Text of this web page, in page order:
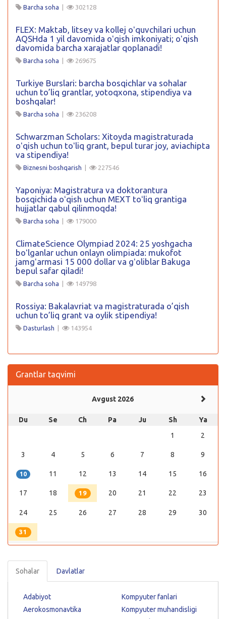
Barcha soha | 302128
FLEX: Maktab, litsey va kollej oʻquvchilari uchun
AQSHda 1 yil davomida oʻqish imkoniyati; oʻqish
davomida barcha xarajatlar qoplanadi!
Barcha soha | 269675
Turkiye Burslari: barcha bosqichlar va sohalar
uchun to’liq grantlar, yotoqxona, stipendiya va
boshqalar!
Barcha soha | 236208
Schwarzman Scholars: Xitoyda magistraturada
oʻqish uchun toʻliq grant, bepul turar joy, aviachipta
va stipendiya!
Biznesni boshqarish | 227546
Yaponiya: Magistratura va doktorantura
bosqichida oʻqish uchun MEXT toʻliq grantiga
hujjatlar qabul qilinmoqda!
Barcha soha | 179000
ClimateScience Olympiad 2024: 25 yoshgacha
boʻlganlar uchun onlayn olimpiada: mukofot
jamgʻarmasi 15 000 dollar va gʻoliblar Bakuga
bepul safar qiladi!
Barcha soha | 149798
Rossiya: Bakalavriat va magistraturada o’qish
uchun to’liq grant va oylik stipendiya!
Dasturlash | 143954
Grantlar taqvimi
Avgust 2026
Du Se Ch Pa Ju Sh
Ya
1
2
3 4 5 6 7 8 9
10 11 12 13 14 15 16
17 18 19 20 21 22 23
24 25 26 27 28 29 30
31
Sohalar Davlatlar
Adabiyot
Aerokosmonavtika
Kompyuter fanlari
Kompyuter muhandisligi